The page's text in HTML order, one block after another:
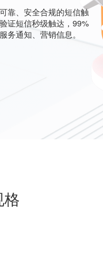
靠、安全合规的短信触
证短信秒级触达，99%
务通知、营销信息。
格